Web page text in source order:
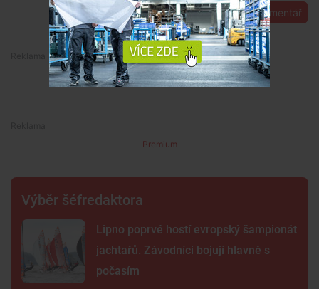
Přidat komentář
Premium
Premium
Výběr šéfredaktora
Lipno poprvé hostí evropský šampionát
jachtařů. Závodníci bojují hlavně s
počasím